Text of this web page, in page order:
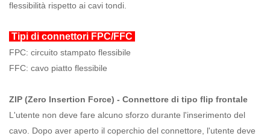
flessibilità rispetto ai cavi tondi.
Tipi di connettori FPC/FFC
FPC: circuito stampato flessibile
FFC: cavo piatto flessibile
ZIP (Zero Insertion Force) - Connettore di tipo flip frontale
L'utente non deve fare alcuno sforzo durante l'inserimento del
cavo. Dopo aver aperto il coperchio del connettore, l'utente deve